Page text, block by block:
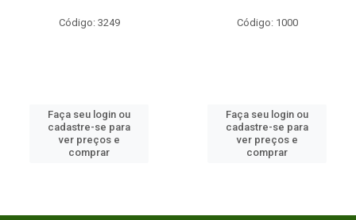
Código: 3249
Faça seu login ou
cadastre-se para
ver preços e
comprar
Código: 1000
Faça seu login ou
cadastre-se para
ver preços e
comprar